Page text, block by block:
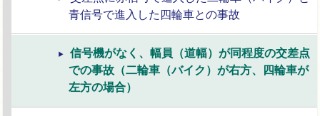
青信号で進入した四輪車との事故
信号機がなく、幅員（道幅）が同程度の交差点
での事故（二輪車（バイク）が右方、四輪車が
左方の場合）